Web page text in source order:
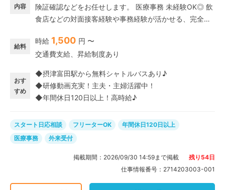
内容
険証確認などをお任せします。 医療事務 未経験OK◎ 飲
食店などの対面接客経験や事務経験が活かせる、完全週
ート体制も充実している病院なので、未経験でも安心し
てスタートできます。
給料
時給 1,500 円 〜
交通費支給、昇給制度あり
おす
すめ
◆摂津富田駅から無料シャトルバスあり♪
◆研修動画充実！主夫・主婦活躍中！
◆年間休日120日以上！高時給♪
スタート日応相談 フリーターOK
年間休日120日以上
医療事務
外来受付
掲載期間： 2026/09/30 14:59まで掲載 残り 54日
仕事情報番号： 2714203003-001